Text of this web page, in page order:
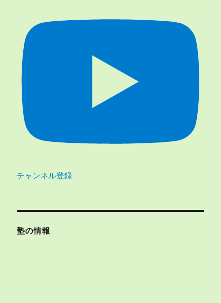
チャンネル登録
塾の情報